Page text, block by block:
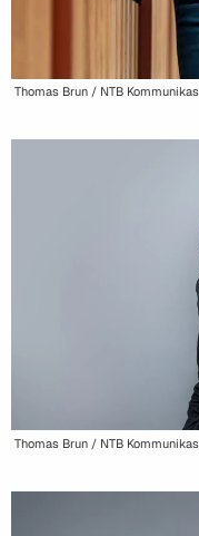
Thomas Brun / NTB
Thomas Brun / NTB